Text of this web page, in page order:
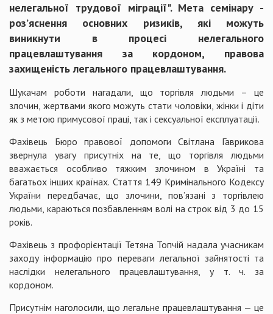
нелегальної трудової міграції". Мета семінару -
роз’яснення основних ризиків, які можуть
виникнути в процесі нелегального
працевлаштування за кордоном, правова
захищеність легального працевлаштування.
Шукачам роботи нагадали, що торгівля людьми – це
злочин, жертвами якого можуть стати чоловіки, жінки і діти
як з метою примусової праці, так і сексуальної експлуатації.
Фахівець Бюро правової допомоги Світлана Гаврикова
звернула увагу присутніх на те, що торгівля людьми
вважається особливо тяжким злочином в Україні та
багатьох інших країнах. Стаття 149 Кримінального Кодексу
України передбачає, що злочини, пов’язані з торгівлею
людьми, караються позбавленням волі на строк від 3 до 15
років.
Фахівець з профорієнтації Тетяна Топчій надала учасникам
заходу інформацію про переваги легальної зайнятості та
наслідки нелегального працевлаштування, у т. ч. за
кордоном.
Присутнім наголосили, що легальне працевлаштування — це